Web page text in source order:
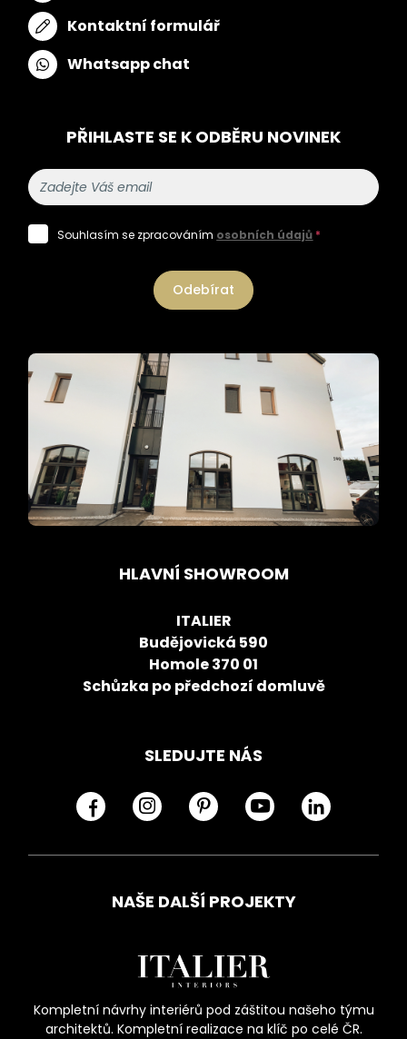
Kontaktní formulář
Whatsapp chat
PŘIHLASTE SE K ODBĚRU NOVINEK
Souhlasím se zpracováním osobních údajů *
Odebírat
HLAVNÍ SHOWROOM
ITALIER
Budějovická 590
Homole 370 01
Schůzka po předchozí domluvě
SLEDUJTE NÁS
NAŠE DALŠÍ PROJEKTY
Kompletní návrhy interiérů pod záštitou našeho týmu
architektů. Kompletní realizace na klíč po celé ČR.